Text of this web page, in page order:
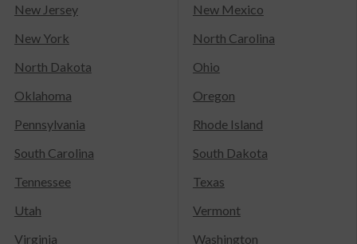
New Jersey
New Mexico
New York
North Carolina
North Dakota
Ohio
Oklahoma
Oregon
Pennsylvania
Rhode Island
South Carolina
South Dakota
Tennessee
Texas
Utah
Vermont
Virginia
Washington